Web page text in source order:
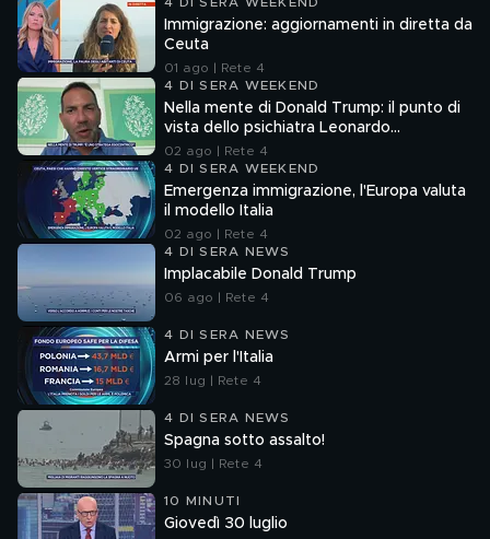
Immigrazione: aggiornamenti in diretta da
Ceuta
01 ago | Rete 4
4 DI SERA WEEKEND
Nella mente di Donald Trump: il punto di
vista dello psichiatra Leonardo
Mendolicchio
02 ago | Rete 4
4 DI SERA WEEKEND
Emergenza immigrazione, l'Europa valuta
il modello Italia
02 ago | Rete 4
4 DI SERA NEWS
Implacabile Donald Trump
06 ago | Rete 4
4 DI SERA NEWS
Armi per l'Italia
28 lug | Rete 4
4 DI SERA NEWS
Spagna sotto assalto!
30 lug | Rete 4
10 MINUTI
Giovedì 30 luglio